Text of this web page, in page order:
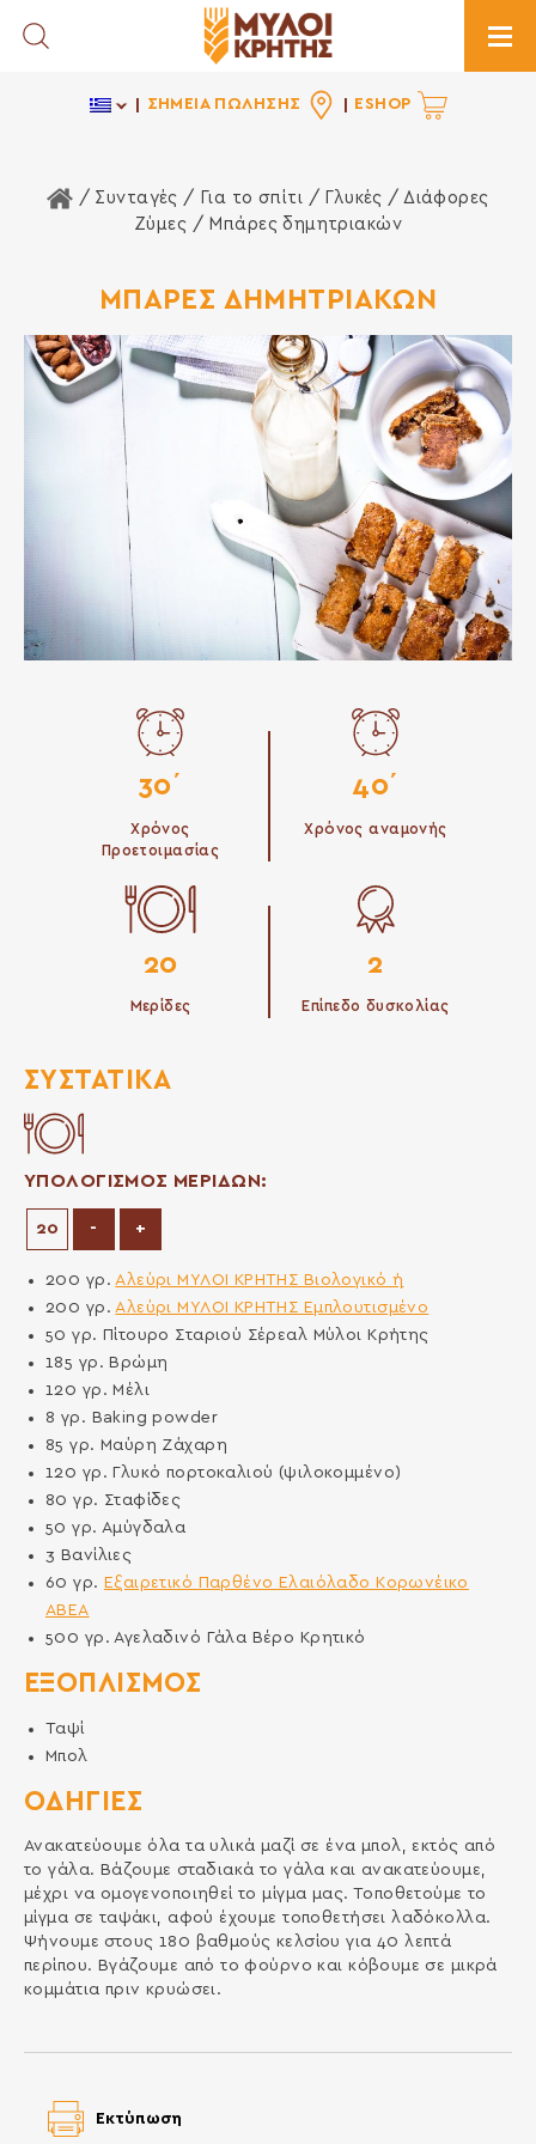
Toggle Search
ΣΗΜΕΙΑ ΠΩΛΗΣΗΣ ESHOP
Αρχική Σελίδα
/ Συνταγές / Για το σπίτι / Γλυκές /Διάφορες
Ζύμες / Μπάρες δημητριακών
ΜΠΑΡΕΣ ΔΗΜΗΤΡΙΑΚΩΝ
30΄
Χρόνος
Προετοιμασίας
40΄
Χρόνος αναμονής
20
Μερίδες
2
Επίπεδο δυσκολίας
ΟΔΗΓΙΕΣ
Ανακατεύουμε όλα τα υλικά μαζί σε ένα μπολ, εκτός από
το γάλα. Βάζουμε σταδιακά το γάλα και ανακατεύουμε,
μέχρι να ομογενοποιηθεί το μίγμα μας. Τοποθετούμε το
μίγμα σε ταψάκι, αφού έχουμε τοποθετήσει λαδόκολλα.
Ψήνουμε στους 180 βαθμούς κελσίου για 40 λεπτά
περίπου. Βγάζουμε από το φούρνο και κόβουμε σε μικρά
κομμάτια πριν κρυώσει.
ΣΥΣΤΑΤΙΚΆ
ΥΠΟΛΟΓΙΣΜΟΣ ΜΕΡΙΔΩΝ:
- Μείωση μερίδων
+Αύξηση μερίδων
200 γρ. Αλεύρι ΜΥΛΟΙ ΚΡΗΤΗΣ Βιολογικό ή
200 γρ. Αλεύρι ΜΥΛΟΙ ΚΡΗΤΗΣ Εμπλουτισμένο
50γρ. Πίτουρο Σταριού Σέρεαλ Μύλοι Κρήτης
185 γρ.Βρώμη
120 γρ.Μέλι
8 γρ. Baking powder
85γρ. Μαύρη Ζάχαρη
120 γρ.Γλυκό πορτοκαλιού (ψιλοκομμένο)
80γρ. Σταφίδες
50γρ. Αμύγδαλα
3 Βανίλιες
60γρ. Εξαιρετικό Παρθένο Ελαιόλαδο Κορωνέικο
ΑΒΕΑ
500 γρ. Αγελαδινό Γάλα Βέρο Κρητικό
ΕΞΟΠΛΙΣΜΌΣ
Ταψί
Μπολ
Εκτύπωση